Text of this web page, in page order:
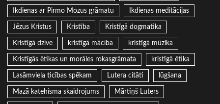
Ikdienas ar Pirmo Mozus grāmatu Ikdienas meditācijas
Jēzus Kristus Kristība Kristīgā dogmatika
Kristīgā dzīve kristīgā mācība kristīgā mūzika
Kristīgās ētikas un morāles rokasgrāmata kristīgā ētika
Lasāmviela ticības spēkam Lutera citāti lūgšana
Mazā katehisma skaidrojums Mārtiņš Luters